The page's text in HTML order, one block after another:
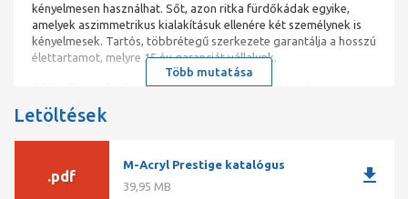
kényelmesen használhat. Sőt, azon ritka fürdőkádak egyike,
amelyek aszimmetrikus kialakításuk ellenére két személynek is
kényelmesek. Tartós, többrétegű szerkezete garantálja a hosszú
élettartamot, melyre 15 év garanciát vállalunk.
A Vanilla szabadon álló kád főbb tulajdonságai:
látványos aszimmetrikus formavilág,
168×86 cm-es térben álló kád,
Kiszállítással kérhető,
Több mutatása
Letöltések
.pdf
M-Acryl Prestige katalógus
39,95 MB
download